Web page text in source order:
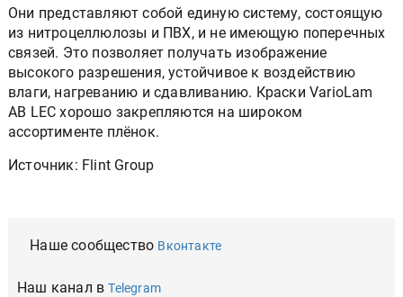
Они представляют собой единую систему, состоящую
из нитроцеллюлозы и ПВХ, и не имеющую поперечных
связей. Это позволяет получать изображение
высокого разрешения, устойчивое к воздействию
влаги, нагреванию и сдавливанию. Краски VarioLam
AB LEC хорошо закрепляются на широком
ассортименте плёнок.
Источник: Flint Group
Наше сообщество Вконтакте
Наш канал вTelegram